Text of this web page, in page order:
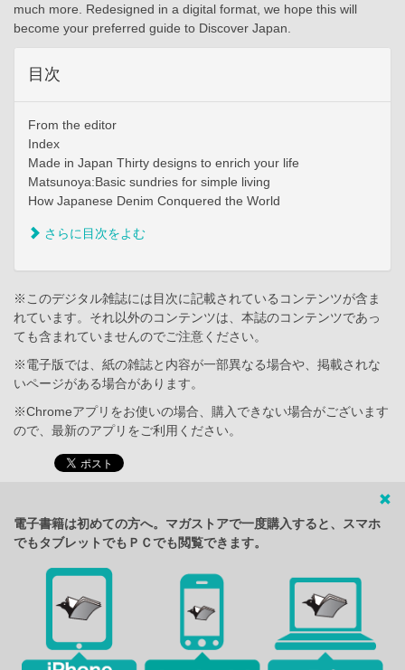
much more. Redesigned in a digital format, we hope this will
become your preferred guide to Discover Japan.
目次
From the editor
Index
Made in Japan Thirty designs to enrich your life
Matsunoya:Basic sundries for simple living
How Japanese Denim Conquered the World
さらに目次をよむ
※このデジタル雑誌には目次に記載されているコンテンツが含ま
れています。それ以外のコンテンツは、本誌のコンテンツであっ
ても含まれていませんのでご注意ください。
※電子版では、紙の雑誌と内容が一部異なる場合や、掲載されな
いページがある場合があります。
※Chromeアプリをお使いの場合、購入できない場合がございます
ので、最新のアプリをご利用ください。
電子書籍は初めての方へ。マガストアで一度購入すると、スマホ
でもタブレットでもＰＣでも閲覧できます。